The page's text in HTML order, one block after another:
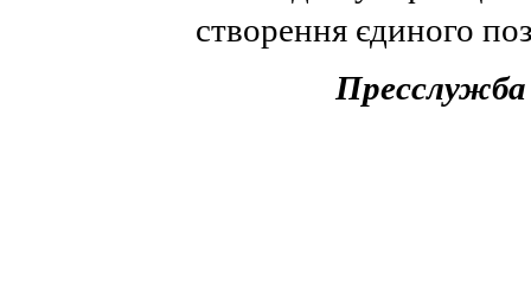
створення єдиного